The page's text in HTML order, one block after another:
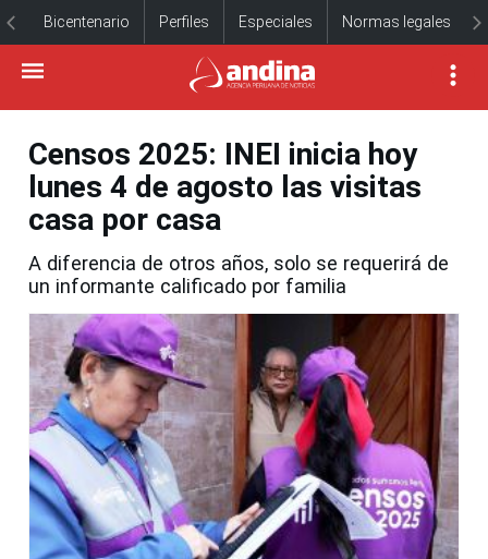
Bicentenario Perfiles Especiales Normas legales
Censos 2025: INEI inicia hoy
lunes 4 de agosto las visitas
casa por casa
A diferencia de otros años, solo se requerirá de
un informante calificado por familia